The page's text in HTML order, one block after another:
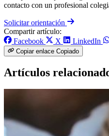
contacto con un profesional
Solicitar orientación
Compartir artículo:
Facebook
X LinkedIn
Copiar enlace Copiado
Artículos